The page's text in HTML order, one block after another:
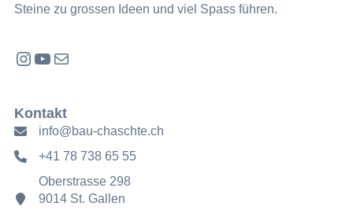
Steine zu grossen Ideen und viel Spass führen.
Instagram YouTube E-Mail
Kontakt
info@bau-chaschte.ch
+41 78 738 65 55
Oberstrasse 298
9014 St. Gallen